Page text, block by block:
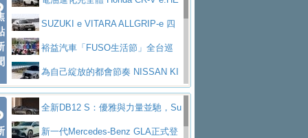
V PrestigeSUZUKI e VITARA ALLGRIP-e 四
驅精神的純電新詮釋
裕益汽車「FUSO生活節」全台巡
迴 結合生活體驗、交通安全與購車優惠
為自己綻放的都會節奏 NISSAN KI
CKS SAKURA為品味獨具層峰買家打造的頂級座
駕，MAZDA CX-90 33T AWD Premium Ca
全新DB12 S：優雅與力量並馳，Su
per Tourer的顛峰之作
新一代Mercedes-Benz GLA正式登